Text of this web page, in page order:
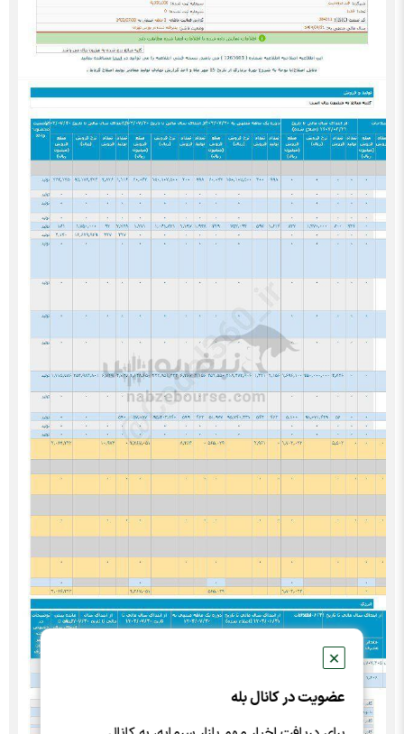
✕
عضویت در کانال بله